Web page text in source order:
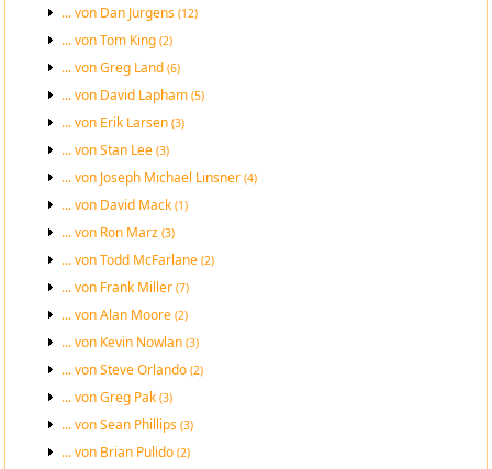
... von Dan Jurgens(12)
... von Tom King(2)
... von Greg Land(6)
... von David Lapham(5)
... von Erik Larsen(3)
... von Stan Lee(3)
... von Joseph Michael Linsner(4)
... von David Mack(1)
... von Ron Marz(3)
... von Todd McFarlane(2)
... von Frank Miller(7)
... von Alan Moore(2)
... von Kevin Nowlan(3)
... von Steve Orlando(2)
... von Greg Pak(3)
... von Sean Phillips(3)
... von Brian Pulido(2)